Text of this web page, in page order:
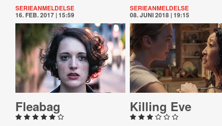
SERIEANMELDELSE
16. FEB. 2017 | 15:59
Fleabag
SERIEANMELDELSE
08. JUNI 2018 | 19:15
Killing Eve